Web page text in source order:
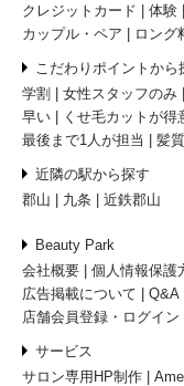
クレジットカード
体験
カップル・ペア
ロング
こだわりポイントから
学割
女性スタッフのみ
早い
くせ毛カットが得
最後まで1人が担当
髪
近隣の駅から探す
郡山
九条 近鉄郡山
Beauty Park
会社概要
個人情報保護
広告掲載について
Q&A
店舗会員登録・ログイン
サービス
サロン専用HP制作